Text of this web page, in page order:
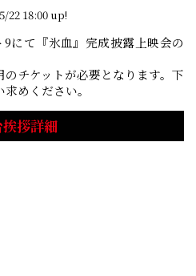
22 18:00 up!
にて『氷血』完成披露上映会の
チケットが必要となります。下
めください。
拶詳細